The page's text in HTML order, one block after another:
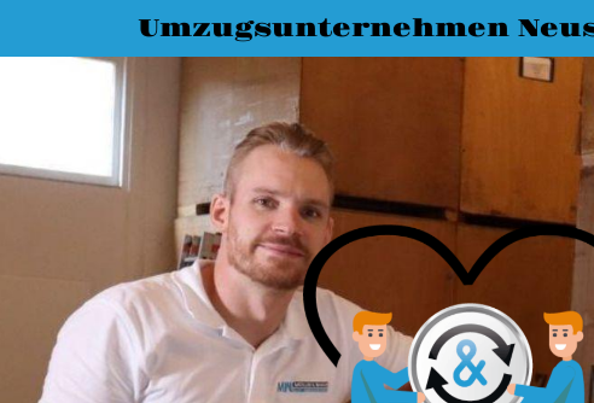
Umzugsunternehmen